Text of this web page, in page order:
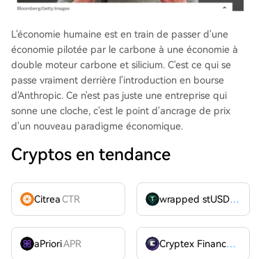
L'économie humaine est en train de passer d'une
économie pilotée par le carbone à une économie à
double moteur carbone et silicium. C'est ce qui se
passe vraiment derrière l'introduction en bourse
d'Anthropic. Ce n'est pas juste une entreprise qui
sonne une cloche, c'est le point d'ancrage de prix
d'un nouveau paradigme économique.
Cryptos en tendance
CitreaCTR wrapped stUSDT
aPrioriAPR Cryptex FinanceCTX